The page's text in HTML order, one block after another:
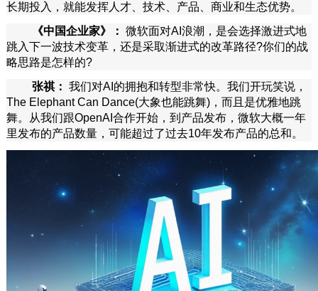
长期投入，就能发挥人才、技术、产品、商业和生态优势。
《中国企业家》： 微软面对AI浪潮，是会选择激进式地
跳入下一波技术变革，还是采取渐进式的改革路径?你们的战
略思路是怎样的?
张祺： 我们对AI的拥抱和转型非常快。我们开玩笑说，
The Elephant Can Dance(大象也能跳舞)，而且是优雅地跳
舞。从我们跟OpenAI合作开始，到产品发布，微软大概一年
里发布的产品数量，可能超过了过去10年发布产品的总和。